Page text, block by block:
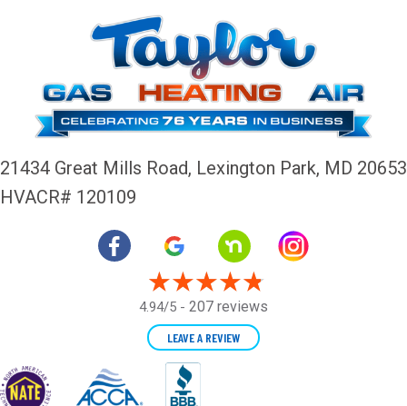
21434 Great Mills Road, Lexington Park, MD 20653
HVACR# 120109
4.94/5 - 207 reviews
LEAVE A REVIEW